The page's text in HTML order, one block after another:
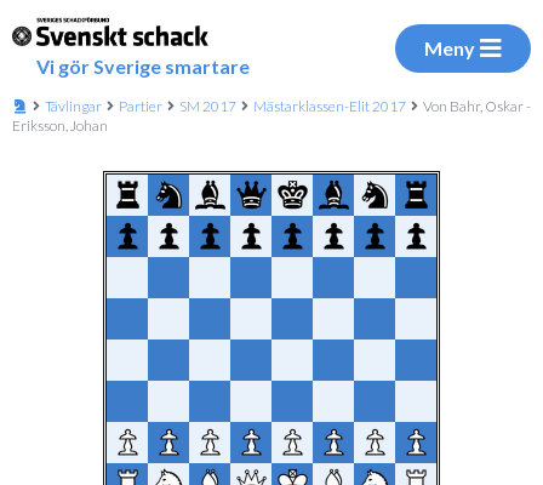
Vi gör Sverige smartare
Meny
Tävlingar Partier SM 2017 Mästarklassen-Elit 2017
Von Bahr, Oskar -
Eriksson, Johan